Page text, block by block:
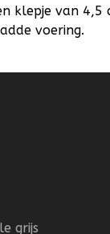
klepje van 4,5
voering.